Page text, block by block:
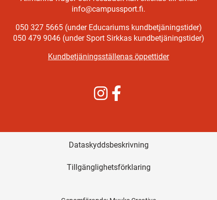
info@campussport.fi.
050 327 5665 (under Educariums kundbetjäningstider)
050 479 9046 (under Sport Sirkkas kundbetjäningstider)
Kundbetjäningsställenas öppettider
Instagram
Dataskyddsbeskrivning
Tillgänglighetsförklaring